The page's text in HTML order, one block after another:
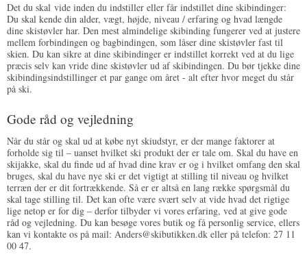
Det du skal vide inden du indstiller eller får indstillet dine skibindinger:
Du skal kende din alder, vægt, højde, niveau / erfaring og hvad længde
dine skistøvler har. Den mest almindelige skibinding fungerer ved at justere
mellem forbindingen og bagbindingen, som låser dine skistøvler fast til
skien. Du kan sikre at dine skibindinger er indstillet korrekt ved at du lige
præcis selv kan vride dine skistøvler ud af skibindingen. Du bør tjekke dine
skibindingsindstillinger et par gange om året - alt efter hvor meget du står
på ski.
Gode råd og vejledning
Når du står og skal ud at købe nyt skiudstyr, er der mange faktorer at
forholde sig til – uanset hvilket ski produkt der er tale om. Skal du have en
skijakke, skal du finde ud af hvad dine krav er og i hvilket omfang den skal
bruges, skal du have nye ski er det vigtigt at stilling til niveau og hvilket
terræn der er dit fortrækkende. Så er er altså en lang række spørgsmål du
skal tage stilling til. Det kan ofte være svært selv at vide hvad det rigtige
lige netop er for dig – derfor tilbyder vi vores erfaring, ved at give gode
råd og vejledning. Du kan besøge vores butik og få personlig service, ellers
kan vi kontakte os på mail: Anders@skibutikken.dk eller på telefon: 27 11
00 47.